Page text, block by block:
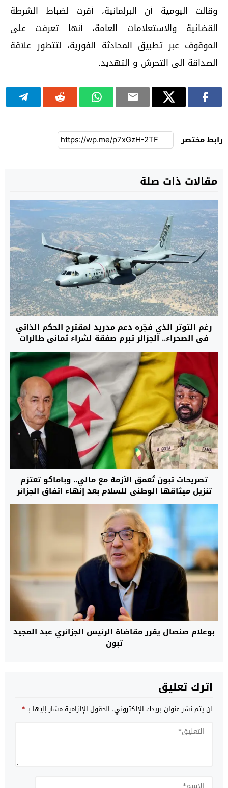
وقالت اليومية أن البرلمانية، أقرت لضباط الشرطة
القضائية والاستعلامات العامة، أنها تعرفت على
الموقوف عبر تطبيق المحادثة الفورية، لتتطور علاقة
الصداقة الى التحرش و التهديد.
رابط مختصر
مقالات ذات صلة
رغم التوتر الذي فجّره دعم مدريد لمقترح الحكم الذاتي
في الصحراء.. الجزائر تبرم صفقة لشراء ثماني طائرات
عسكرية من طراز C295 من إسبانيا
تصريحات تبون تُعمق الأزمة مع مالي.. وباماكو تعتزم
تنزيل ميثاقها الوطني للسلام بعد إنهاء اتفاق الجزائر
بوعلام صنصال يقرر مقاضاة الرئيس الجزائري عبد المجيد
تبون
اترك تعليق
لن يتم نشر عنوان بريدك الإلكتروني. الحقول الإلزامية مشار إليها بـ*